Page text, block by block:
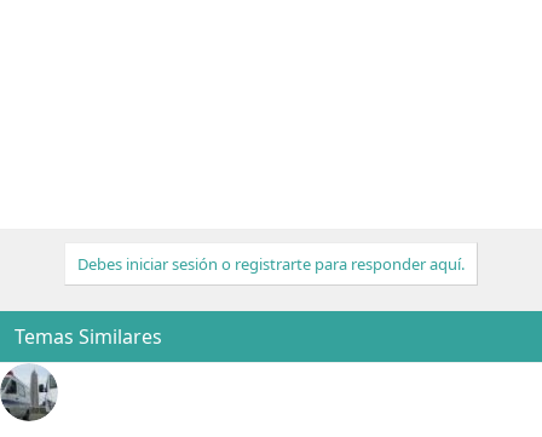
Debes iniciar sesión o registrarte para responder aquí.
Temas Similares